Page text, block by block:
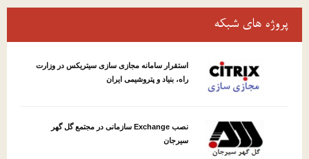
پروژه های شبکه
استقرار سامانه مجازی سازی سیتریکس در وزارت
راه، بنیاد و پتروشیمی ایران
نصب Exchange سازمانی در مجتمع گل گهر
سیرجان